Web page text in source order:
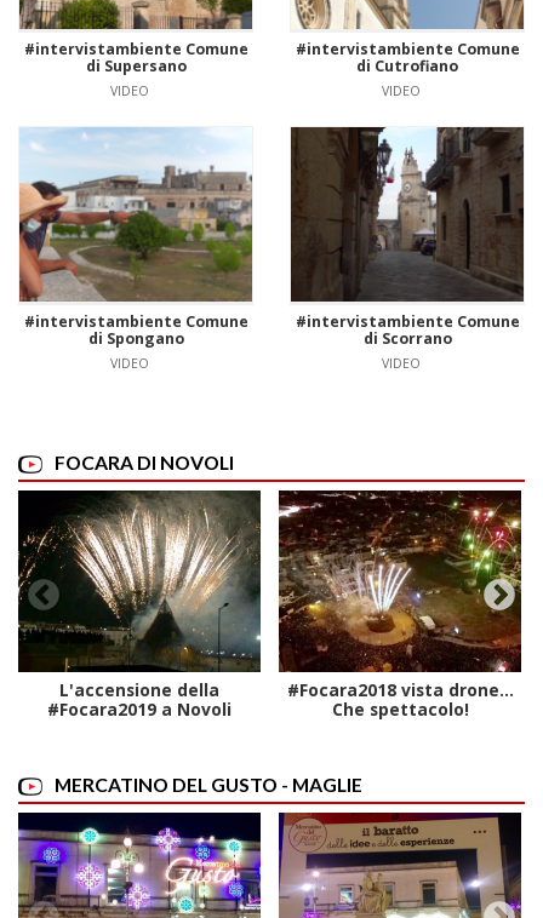
#intervistambiente Comune
di Supersano
VIDEO
#intervistambiente Comune
di Cutrofiano
VIDEO
#intervistambiente Comune
di Spongano
VIDEO
#intervistambiente Comune
di Scorrano
VIDEO
FOCARA DI NOVOLI
L'accensione della
#Focara2019 a Novoli
#Focara2018 vista drone...
Che spettacolo!
MERCATINO DEL GUSTO - MAGLIE